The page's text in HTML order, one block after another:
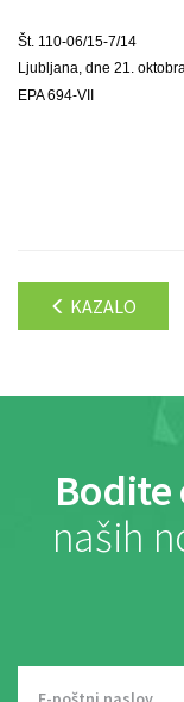
Št. 110-06/15-7/14
Ljubljana, dne 21.
EPA 694-VII
KAZALO
Bodite
naših